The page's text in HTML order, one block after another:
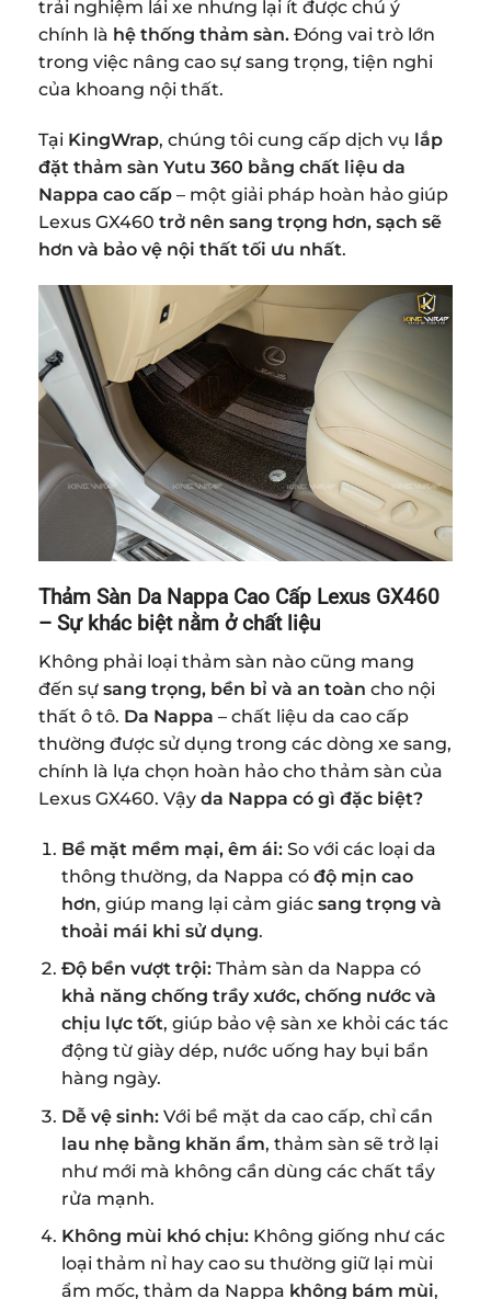
trải nghiệm lái xe nhưng lại ít được chú ý
chính là hệ thống thảm sàn. Đóng vai trò lớn
trong việc nâng cao sự sang trọng, tiện nghi
của khoang nội thất.
Tại KingWrap, chúng tôi cung cấp dịch vụ lắp
đặt thảm sàn Yutu 360 bằng chất liệu da
Nappa cao cấp – một giải pháp hoàn hảo giúp
Lexus GX460 trở nên sang trọng hơn, sạch sẽ
hơn và bảo vệ nội thất tối ưu nhất.
Thảm Sàn Da Nappa Cao Cấp Lexus GX460
– Sự khác biệt nằm ở chất liệu
Không phải loại thảm sàn nào cũng mang
đến sự sang trọng, bền bỉ và an toàn cho nội
thất ô tô. Da Nappa – chất liệu da cao cấp
thường được sử dụng trong các dòng xe sang,
chính là lựa chọn hoàn hảo cho thảm sàn của
Lexus GX460. Vậy da Nappa có gì đặc biệt?
Bề mặt mềm mại, êm ái:So với các loại da
thông thường, da Nappa có độ mịn cao
hơn, giúp mang lại cảm giác sang trọng và
thoải mái khi sử dụng.
Độ bền vượt trội:Thảm sàn da Nappa có
khả năng chống trầy xước, chống nước và
chịu lực tốt, giúp bảo vệ sàn xe khỏi các tác
động từ giày dép, nước uống hay bụi bẩn
hàng ngày.
Dễ vệ sinh:Với bề mặt da cao cấp, chỉ cần
lau nhẹ bằng khăn ẩm, thảm sàn sẽ trở lại
như mới mà không cần dùng các chất tẩy
rửa mạnh.
Không mùi khó chịu:Không giống như các
loại thảm nỉ hay cao su thường giữ lại mùi
ẩm mốc, thảm da Nappa không bám mùi,